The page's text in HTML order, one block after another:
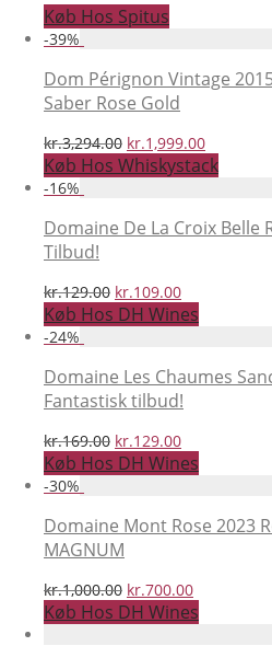
Køb Hos Spitus
-39%
Dom Pérignon Vintage
Saber Rose Gold
kr.3,294.00 Den
oprindelige
pris
kr.3,294.00.
kr.1,999.00Den
aktuelle
pris
Køb Hos Whiskystack
-16%
Domaine De La Croix Belle
Tilbud!
kr.129.00 Den
oprindelige
pris
kr.129.00.
kr.109.00Den
aktuelle
pris
kr.109.00.
Køb Hos DH Wines
-24%
Domaine Les Chaumes
Fantastisk tilbud!
kr.169.00 Den
oprindelige
pris
kr.169.00.
kr.129.00Den
aktuelle
pris
kr.129.00.
Køb Hos DH Wines
-30%
Domaine Mont Rose 2023
MAGNUM
kr.1,000.00 Den
oprindelige
pris
kr.700.00Den
aktuelle
pris
Køb Hos DH Wines